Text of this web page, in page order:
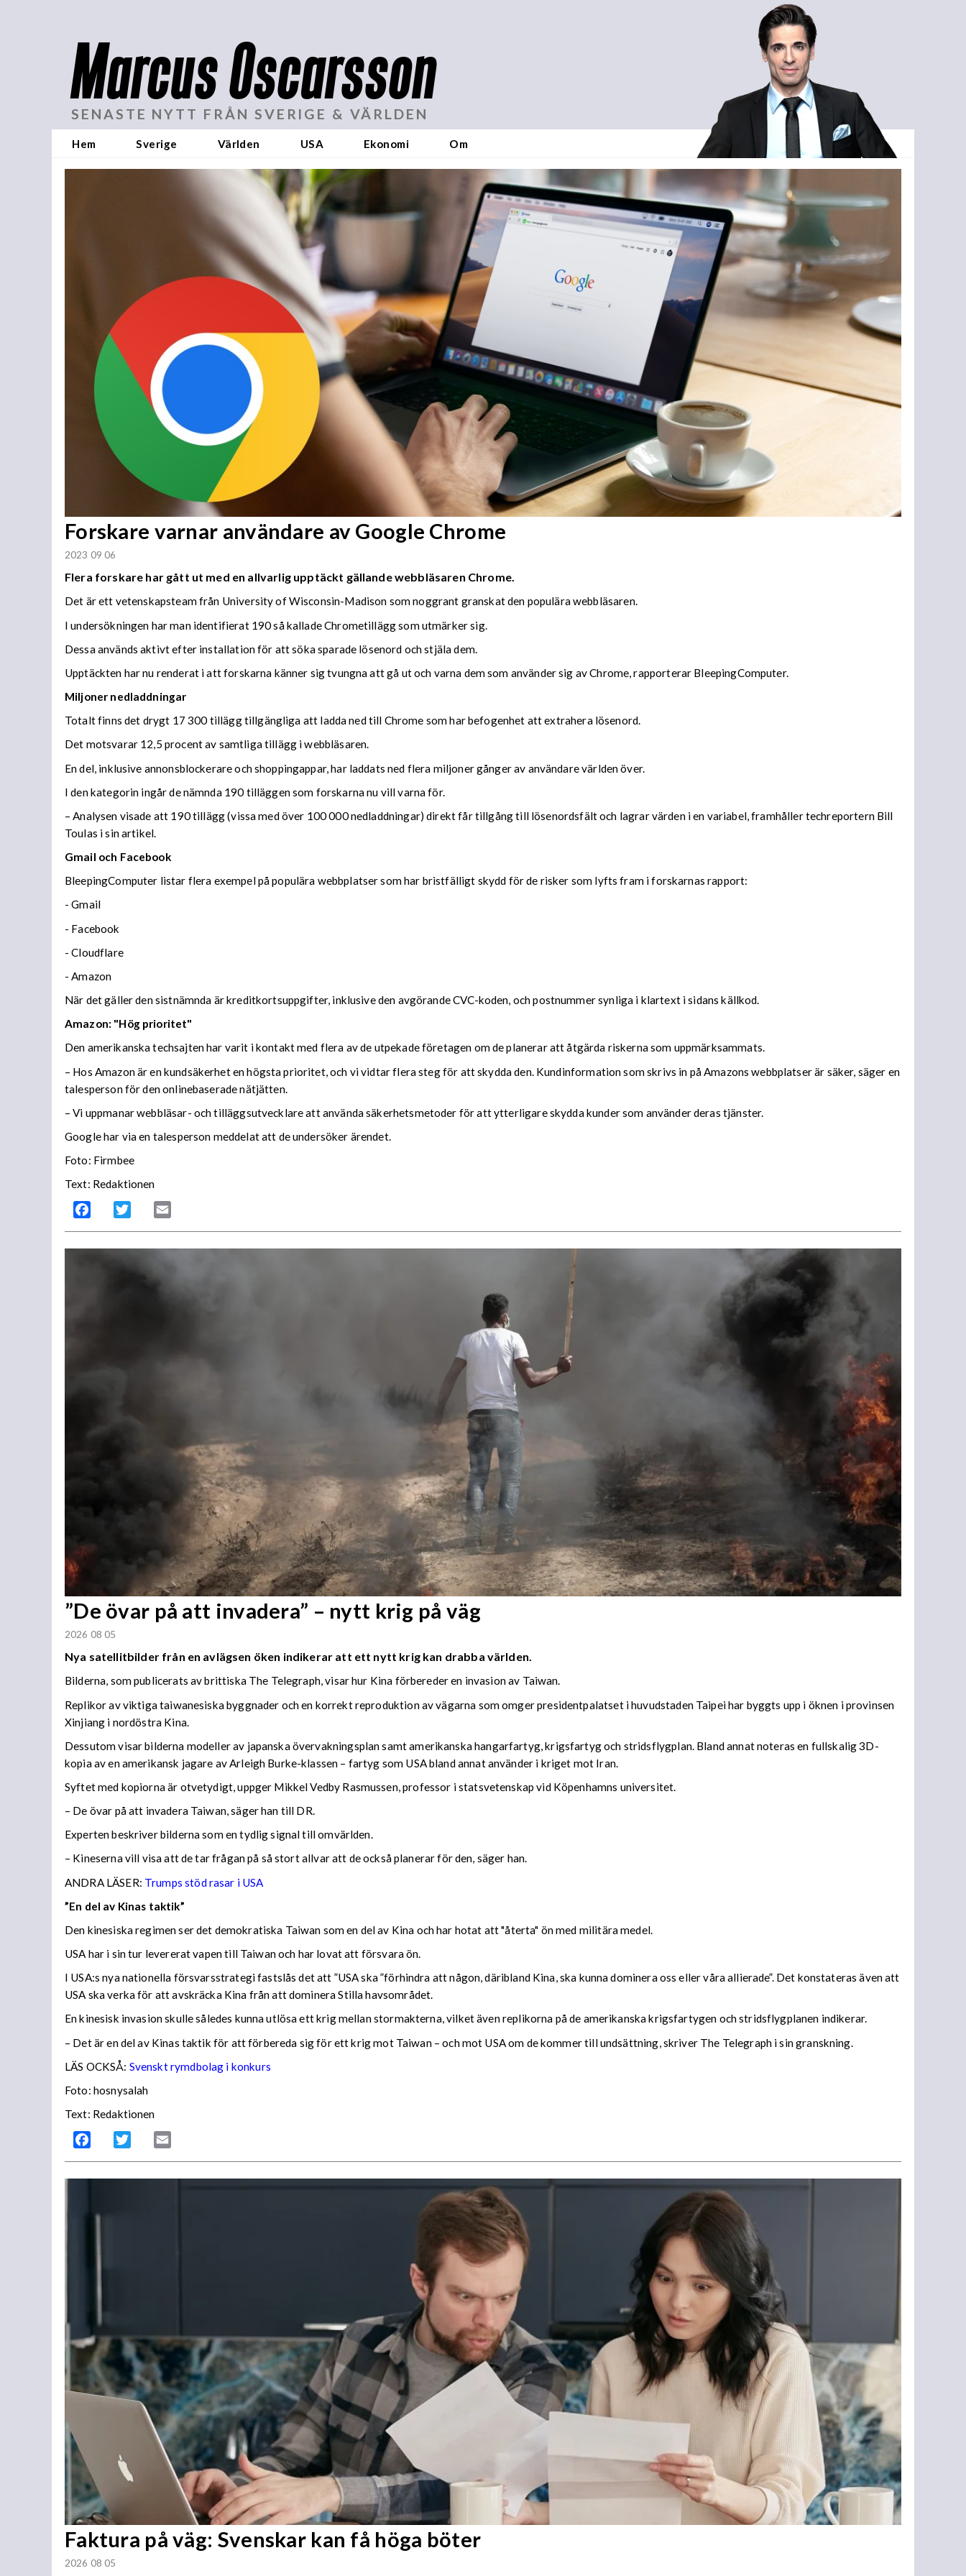
Marcus Oscarsson
SENASTE NYTT FRÅN SVERIGE & VÄRLDEN
Hem Sverige Världen USA Ekonomi Om
Forskare varnar användare av Google Chrome
2023 09 06
Flera forskare har gått ut med en allvarlig upptäckt gällande webbläsaren Chrome.
Det är ett vetenskapsteam från University of Wisconsin-Madison som noggrant granskat den populära webbläsaren.
I undersökningen har man identifierat 190 så kallade Chrometillägg som utmärker sig.
Dessa används aktivt efter installation för att söka sparade lösenord och stjäla dem.
Upptäckten har nu renderat i att forskarna känner sig tvungna att gå ut och varna dem som använder sig av Chrome, rapporterar BleepingComputer.
Miljoner nedladdningar
Totalt finns det drygt 17 300 tillägg tillgängliga att ladda ned till Chrome som har befogenhet att extrahera lösenord.
Det motsvarar 12,5 procent av samtliga tillägg i webbläsaren.
En del, inklusive annonsblockerare och shoppingappar, har laddats ned flera miljoner gånger av användare världen över.
I den kategorin ingår de nämnda 190 tilläggen som forskarna nu vill varna för.
– Analysen visade att 190 tillägg (vissa med över 100 000 nedladdningar) direkt får tillgång till lösenordsfält och lagrar värden i en variabel, framhåller techreportern Bill
Toulas i sin artikel.
Gmail och Facebook
BleepingComputer listar flera exempel på populära webbplatser som har bristfälligt skydd för de risker som lyfts fram i forskarnas rapport:
- Gmail
- Facebook
- Cloudflare
- Amazon
När det gäller den sistnämnda är kreditkortsuppgifter, inklusive den avgörande CVC-koden, och postnummer synliga i klartext i sidans källkod.
Amazon: "Hög prioritet"
Den amerikanska techsajten har varit i kontakt med flera av de utpekade företagen om de planerar att åtgärda riskerna som uppmärksammats.
– Hos Amazon är en kundsäkerhet en högsta prioritet, och vi vidtar flera steg för att skydda den. Kundinformation som skrivs in på Amazons webbplatser är säker, säger en
talesperson för den onlinebaserade nätjätten.
– Vi uppmanar webbläsar- och tilläggsutvecklare att använda säkerhetsmetoder för att ytterligare skydda kunder som använder deras tjänster.
Google har via en talesperson meddelat att de undersöker ärendet.
Foto: Firmbee
Text: Redaktionen
Facebook Twitter
”De övar på att invadera” – nytt krig på väg
2026 08 05
Nya satellitbilder från en avlägsen öken indikerar att ett nytt krig kan drabba världen.
Bilderna, som publicerats av brittiska The Telegraph, visar hur Kina förbereder en invasion av Taiwan.
Replikor av viktiga taiwanesiska byggnader och en korrekt reproduktion av vägarna som omger presidentpalatset i huvudstaden Taipei har byggts upp i öknen i provinsen
Xinjiang i nordöstra Kina.
Dessutom visar bilderna modeller av japanska övervakningsplan samt amerikanska hangarfartyg, krigsfartyg och stridsflygplan. Bland annat noteras en fullskalig 3D-
kopia av en amerikansk jagare av Arleigh Burke-klassen – fartyg som USA bland annat använder i kriget mot Iran.
Syftet med kopiorna är otvetydigt, uppger Mikkel Vedby Rasmussen, professor i statsvetenskap vid Köpenhamns universitet.
– De övar på att invadera Taiwan, säger han till DR.
Experten beskriver bilderna som en tydlig signal till omvärlden.
– Kineserna vill visa att de tar frågan på så stort allvar att de också planerar för den, säger han.
ANDRA LÄSER: Trumps stöd rasar i USA
”En del av Kinas taktik”
Den kinesiska regimen ser det demokratiska Taiwan som en del av Kina och har hotat att "återta" ön med militära medel.
USA har i sin tur levererat vapen till Taiwan och har lovat att försvara ön.
I USA:s nya nationella försvarsstrategi fastslås det att ”USA ska ”förhindra att någon, däribland Kina, ska kunna dominera oss eller våra allierade”. Det konstateras även att
USA ska verka för att avskräcka Kina från att dominera Stilla havsområdet.
En kinesisk invasion skulle således kunna utlösa ett krig mellan stormakterna, vilket även replikorna på de amerikanska krigsfartygen och stridsflygplanen indikerar.
– Det är en del av Kinas taktik för att förbereda sig för ett krig mot Taiwan – och mot USA om de kommer till undsättning, skriver The Telegraph i sin granskning.
LÄS OCKSÅ: Svenskt rymdbolag i konkurs
Foto: hosnysalah
Text: Redaktionen
Facebook Twitter
Faktura på väg: Svenskar kan få höga böter
2026 08 05